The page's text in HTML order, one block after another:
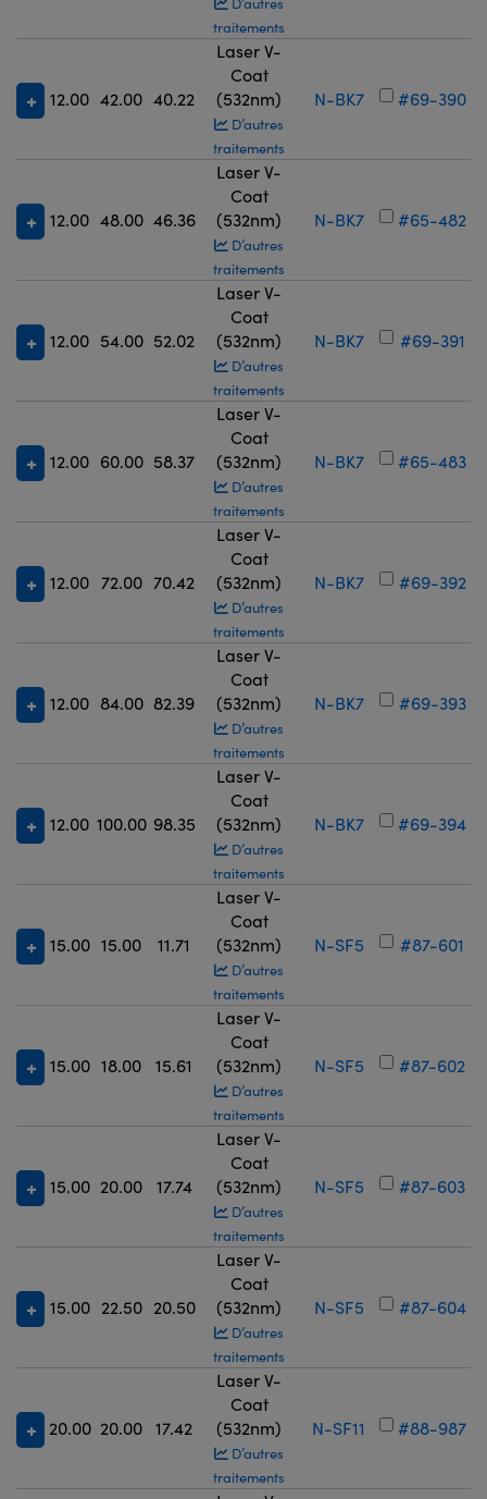
traitements
12.00 42.00 40.22
Laser V-
Coat
(532nm)
D’autres
traitements
N-BK7 #69-390
12.00 48.00 46.36
Laser V-
Coat
(532nm)
D’autres
traitements
N-BK7 #65-482
12.00 54.00 52.02
Laser V-
Coat
(532nm)
D’autres
traitements
N-BK7 #69-391
12.00 60.00 58.37
Laser V-
Coat
(532nm)
D’autres
traitements
N-BK7 #65-483
12.00 72.00 70.42
Laser V-
Coat
(532nm)
D’autres
traitements
N-BK7 #69-392
12.00 84.00 82.39
Laser V-
Coat
(532nm)
D’autres
traitements
N-BK7 #69-393
12.00 100.00 98.35
Laser V-
Coat
(532nm)
D’autres
traitements
N-BK7 #69-394
15.00 15.00 11.71
Laser V-
Coat
(532nm)
D’autres
traitements
N-SF5 #87-601
15.00 18.00 15.61
Laser V-
Coat
(532nm)
D’autres
traitements
N-SF5 #87-602
15.00 20.00 17.74
Laser V-
Coat
(532nm)
D’autres
traitements
N-SF5 #87-603
15.00 22.50 20.50
Laser V-
Coat
(532nm)
D’autres
traitements
N-SF5 #87-604
20.00 20.00 17.42
Laser V-
Coat
(532nm)
D’autres
traitements
N-SF11 #88-987